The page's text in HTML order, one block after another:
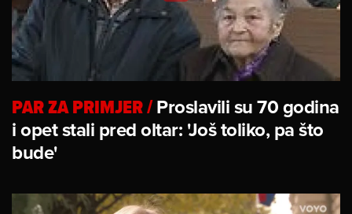
PAR ZA PRIMJER/Proslavili su 70 godina
i opet stali pred oltar: 'Još toliko, pa što
bude'